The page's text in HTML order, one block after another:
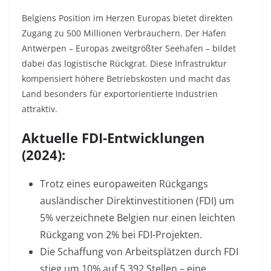
Belgiens Position im Herzen Europas bietet direkten
Zugang zu 500 Millionen Verbrauchern. Der Hafen
Antwerpen – Europas zweitgrößter Seehafen – bildet
dabei das logistische Rückgrat. Diese Infrastruktur
kompensiert höhere Betriebskosten und macht das
Land besonders für exportorientierte Industrien
attraktiv.
Aktuelle FDI-Entwicklungen
(2024):
Trotz eines europaweiten Rückgangs
ausländischer Direktinvestitionen (FDI) um
5% verzeichnete Belgien nur einen leichten
Rückgang von 2% bei FDI-Projekten.
Die Schaffung von Arbeitsplätzen durch FDI